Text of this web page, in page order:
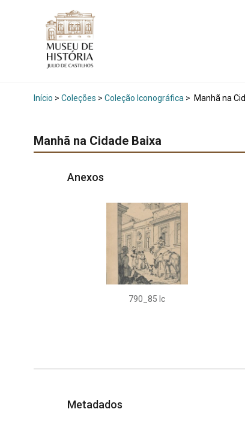
Início > Coleções > Coleção Iconográfica > Manhã na
Manhã na Cidade Baixa
Anexos
790_85 Ic
Metadados